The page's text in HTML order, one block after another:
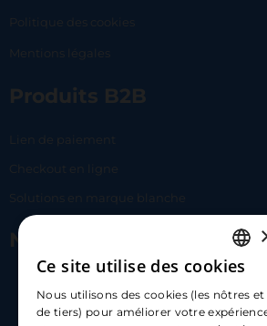
Politique des cookies
Mentions légales
Produits B2B
Lien de paiement
Checkout en ligne
Solutions en marque blanche
Nous contacter
hello@carloapp.com
Ce site utilise des cookies
Nous utilisons des cookies (les nôtres et
de tiers) pour améliorer votre